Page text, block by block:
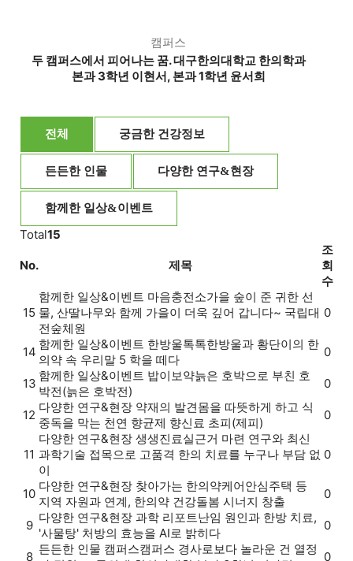
캠퍼스
두 캠퍼스에서 피어나는 꿈. 대구한의대학교 한의학과
본과 3학년 이현서, 본과 1학년 윤서희
전체 궁금한 건강정보
든든한 인물 다양한 연구&현장
함께한 일상&이벤트
Total15
No. 제목
조
회
수
15
함께한 일상&이벤트 마음충전소가을 숲이 준 귀한 선
물, 산딸나무와 함께 가을이 더욱 깊어 갑니다~ 국립대
전숲체원
0
14
함께한 일상&이벤트 한방울톡톡한방울과 황단이의 한
의약 속 우리말 5 학을 떼다
0
13
함께한 일상&이벤트 밥이보약늙은 호박으로 부친 호
박전(늙은 호박전)
0
12
다양한 연구&현장 약재의 발견몸을 따뜻하게 하고 식
중독을 막는 천연 향균제 향신료 초피(제피)
0
11
다양한 연구&현장 생생진료실근거 마련 연구와 최신
과학기술 접목으로 고품격 한의 치료를 누구나 부담 없
이
0
10
다양한 연구&현장 찾아가는 한의약케어안심주택 등
지역 자원과 연계, 한의약 건강돌봄 시너지 창출
0
9
다양한 연구&현장 과학 리포트난임 원인과 한방 치료,
'사물탕' 처방의 효능을 AI로 밝히다
0
8
든든한 인물 캠퍼스캠퍼스 경사로보다 놀라운 건 열정
0